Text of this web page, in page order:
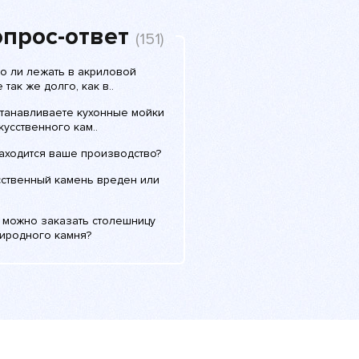
ответ (151)
ли лежать в акриловой
так же долго, как в..
кухонные мойки
кам..
ваше производство?
камень вреден или
заказать столешницу
камня?